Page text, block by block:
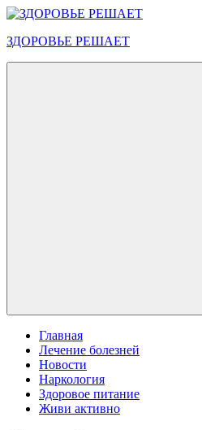
Перейти
содержимому
ЗДОРОВЬЕ РЕШАЕТ
Главная
Лечение болезней
Новости
Наркология
Здоровое питание
Живи активно